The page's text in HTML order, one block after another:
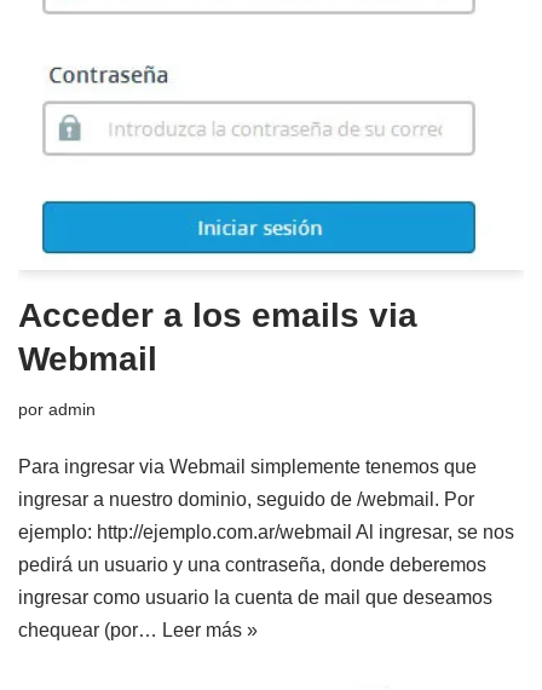
Acceder a los emails via
Webmail
por admin
Para ingresar via Webmail simplemente tenemos que
ingresar a nuestro dominio, seguido de /webmail. Por
ejemplo: http://ejemplo.com.ar/webmail Al ingresar, se nos
pedirá un usuario y una contraseña, donde deberemos
ingresar como usuario la cuenta de mail que deseamos
chequear (por… Leer más »